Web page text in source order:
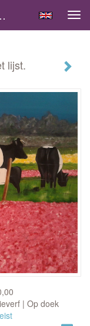
Met Lijst.
lijst.
| Op doek